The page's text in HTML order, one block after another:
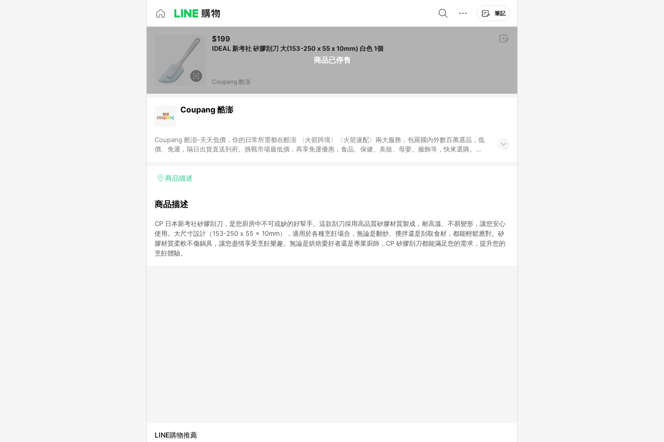
筆記
商品已停售
$199
IDEAL 新考社 矽膠刮刀 大(153-250 x 55 x 10mm) 白色 1個
Coupang 酷澎
Coupang 酷澎
Coupang 酷澎-天天低價，你的日常所需都在酷澎 〈火箭跨境〉〈火箭速配〉兩大服務，包羅國內外數百萬選品，低
價、免運，隔日出貨直送到府。挑戰市場最低價，再享免運優惠，食品、保健、美妝、母嬰、服飾等，快來選購。
商品描述
商品描述
CP 日本新考社矽膠刮刀，是您廚房中不可或缺的好幫手。這款刮刀採用高品質矽膠材質製成，耐高溫、不易變形，讓您安心
使用。大尺寸設計（153-250 x 55 x 10mm），適用於各種烹飪場合，無論是翻炒、攪拌還是刮取食材，都能輕鬆應對。矽
膠材質柔軟不傷鍋具，讓您盡情享受烹飪樂趣。無論是烘焙愛好者還是專業廚師，CP 矽膠刮刀都能滿足您的需求，提升您的
烹飪體驗。
LINE購物推薦